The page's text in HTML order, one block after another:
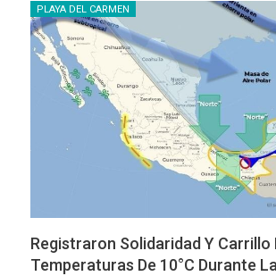
PLAYA DEL CARMEN
Registraron Solidaridad Y Carrillo
Temperaturas De 10°C Durante